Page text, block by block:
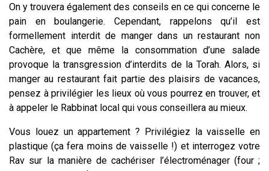
On y trouvera également des conseils en ce qui concerne le
pain en boulangerie. Cependant, rappelons qu’il est
formellement interdit de manger dans un restaurant non
Cachère, et que même la consommation d’une salade
provoque la transgression d’interdits de la Torah. Alors, si
manger au restaurant fait partie des plaisirs de vacances,
pensez à privilégier les lieux où vous pourrez en trouver, et
à appeler le Rabbinat local qui vous conseillera au mieux.
Vous louez un appartement ? Privilégiez la vaisselle en
plastique (ça fera moins de vaisselle !) et interrogez votre
Rav sur la manière de cachériser l’électroménager (four ;